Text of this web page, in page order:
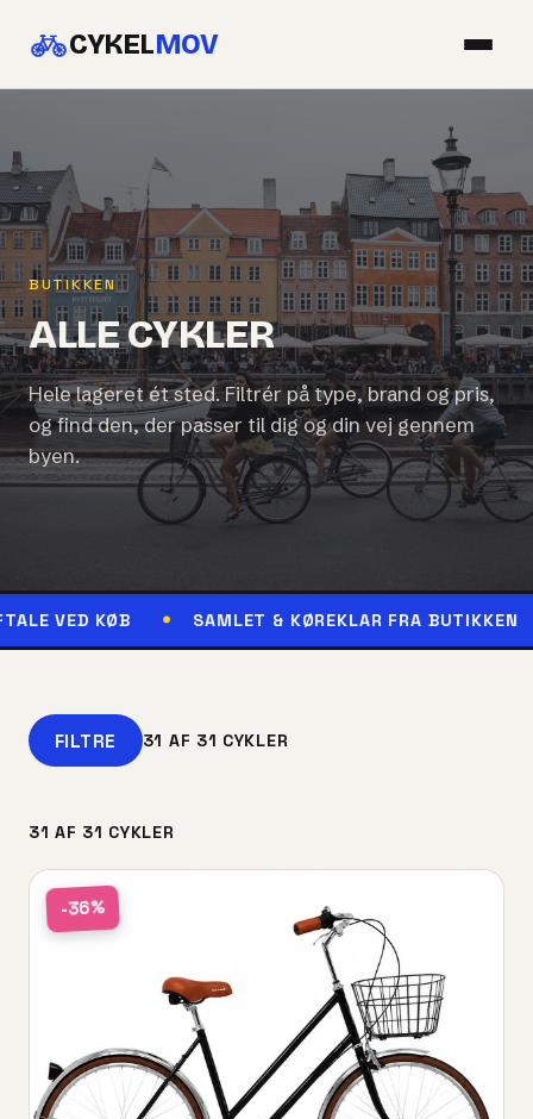
CYKELMOV
BUTIKKEN
ALLE CYKLER
Hele lageret ét sted. Filtrér på type, brand og pris,
og find den, der passer til dig og din vej gennem
byen.
SAMLET & KØREKLAR FRA BUTIKKEN
FILTRE 31 AF 31 CYKLER
31 AF 31 CYKLER
-36%